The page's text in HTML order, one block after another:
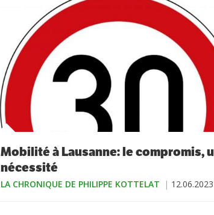
Mobilité à Lausanne: le compromis,
nécessité
LA CHRONIQUE DE PHILIPPE KOTTELAT 12.06.2023